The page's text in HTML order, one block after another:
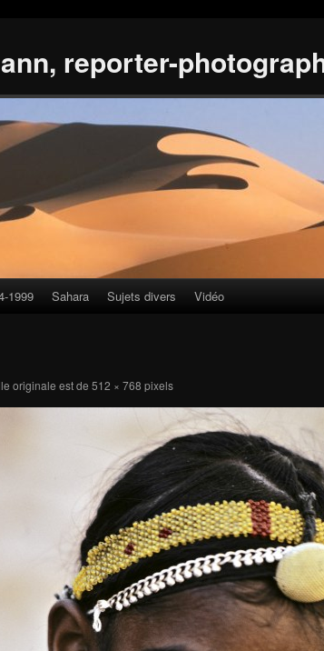
reporter-
1999 Sahara Sujets divers Vidéo
originale est de 512 × 768 pixels